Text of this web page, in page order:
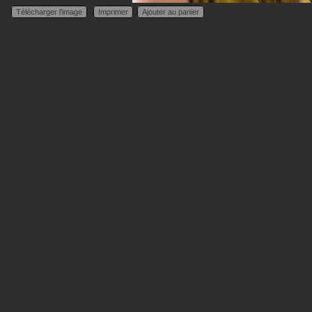
Télécharger l'image Imprimer Ajouter au panier